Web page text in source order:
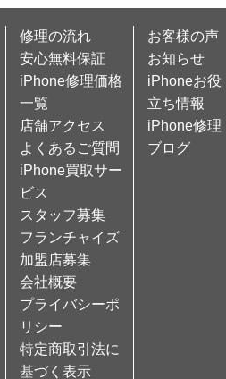
修理の流れ
安心無料保証
iPhone修理価格
一覧
店舗アクセス
よくあるご質問
iPhone買取サー
ビス
スタッフ募集
フランチャイズ
加盟店募集
会社概要
プライバシーポ
リシー
特定商取引法に
基づく表示
お客様の声
お知らせ
iPhoneお役
立ち情報
iPhone修理
ブログ